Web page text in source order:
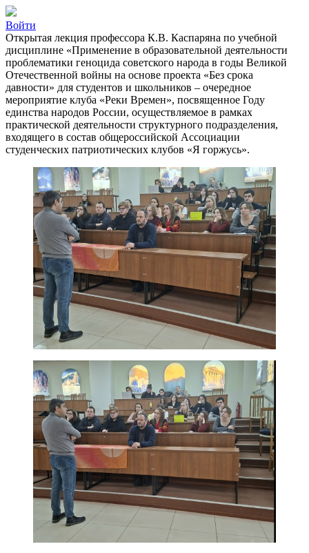
Войти
Открытая лекция профессора К.В. Каспаряна по учебной
дисциплине «Применение в образовательной деятельности
проблематики геноцида советского народа в годы Великой
Отечественной войны на основе проекта «Без срока
давности» для студентов и школьников – очередное
мероприятие клуба «Реки Времен», посвященное Году
единства народов России, осуществляемое в рамках
практической деятельности структурного подразделения,
входящего в состав общероссийской Ассоциации
студенческих патриотических клубов «Я горжусь».